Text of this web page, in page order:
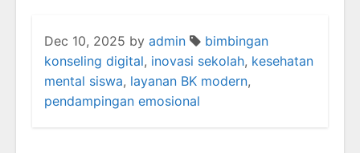
Dec 10, 2025 by admin
bimbingan
konseling digital, inovasi sekolah, kesehatan
mental siswa, layanan BK modern,
pendampingan emosional